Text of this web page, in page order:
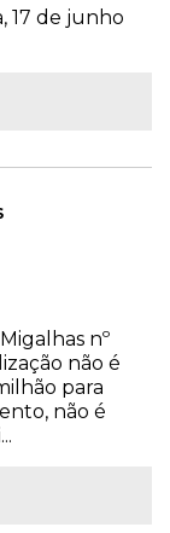
17 de junho
nº
não é
para
não é